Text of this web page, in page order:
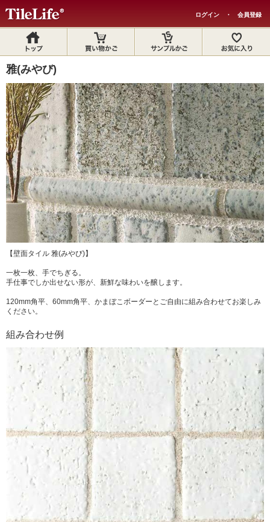
ログイン ・ 会員登録
雅(みやび)
【壁面タイル 雅(みやび)】
一枚一枚、手でちぎる。
手仕事でしか出せない形が、新鮮な味わいを醸します。
120mm角平、60mm角平、かまぼこボーダーとご自由に組み合わせてお楽しみ
ください。
組み合わせ例